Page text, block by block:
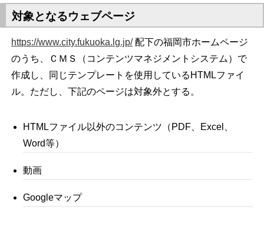
対象となるウェブページ
https://www.city.fukuoka.lg.jp/配下の福岡市ホームページ
のうち、ＣＭＳ（コンテンツマネジメントシステム）で
作成し、同じテンプレートを使用しているHTMLファイ
ル。ただし、下記のページは対象外とする。
HTMLファイル以外のコンテンツ（PDF、Excel、
Word等）
動画
Googleマップ